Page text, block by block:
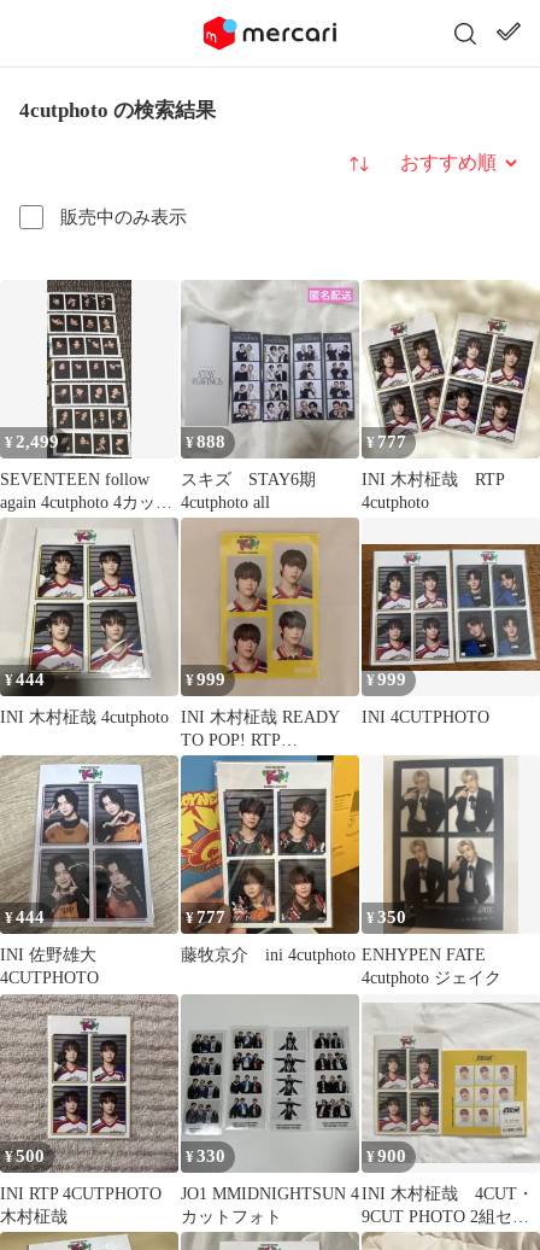
4cutphoto の検索結果
販売中のみ表示
並び替え
¥ 2,499
SEVENTEEN follow
again 4cutphoto 4カット
フォト
¥888
スキズ STAY6期
4cutphoto all
¥ 777
INI 木村柾哉 RTP
4cutphoto
¥444
INI 木村柾哉 4cutphoto
¥999
INI 木村柾哉 READY
TO POP! RTP
4CUTPHOTO
¥999
INI 4CUTPHOTO
¥444
INI 佐野雄大
4CUTPHOTO
¥777
藤牧京介 ini 4cutphoto
¥350
ENHYPEN FATE
4cutphoto ジェイク
¥500
INI RTP 4CUTPHOTO
木村柾哉
¥330
JO1 MMIDNIGHTSUN 4
カットフォト
¥900
INI 木村柾哉 4CUT・
9CUT PHOTO 2組セッ
ト